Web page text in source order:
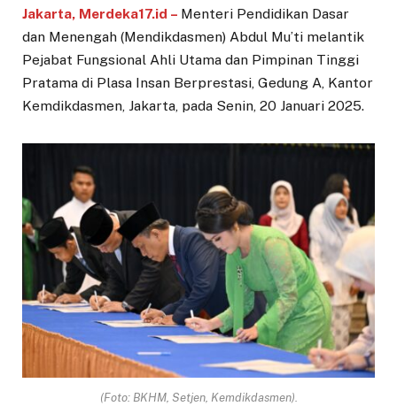
Jakarta, Merdeka17.id – Menteri Pendidikan Dasar
dan Menengah (Mendikdasmen) Abdul Mu’ti melantik
Pejabat Fungsional Ahli Utama dan Pimpinan Tinggi
Pratama di Plasa Insan Berprestasi, Gedung A, Kantor
Kemdikdasmen, Jakarta, pada Senin, 20 Januari 2025.
(Foto: BKHM, Setjen, Kemdikdasmen).